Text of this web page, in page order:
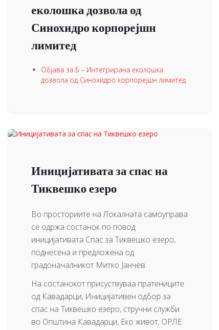
еколошка дозвола од
Синохидро корпорејшн
лимитед
Објава за Б – Интегрирана еколошка
дозвола од Синохидро корпорејшн лимитед
Иницијативата за спас на
Тиквешко езеро
Во просториите на Локалната самоуправа
се одржа состанок по повод
иницијативата Спас за Тиквешко езеро,
поднесена и предложена од
градоначалникот Митко Јанчев.
На состанокот присуствуваа пратениците
од Кавадарци, Иницијативен одбор за
спас на Тиквешко езеро, стручни служби
во Општина Кавадарци, Еко живот, ОРЛЕ.